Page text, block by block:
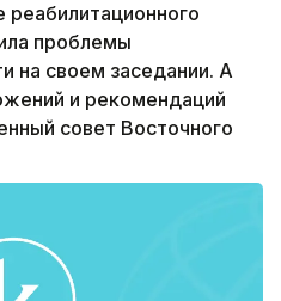
проблемы
на своем заседании. А
и рекомендаций
совет Восточного